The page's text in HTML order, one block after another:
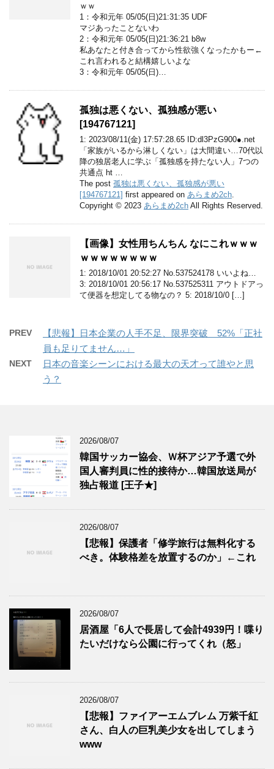
ｗｗ
1：令和元年 05/05(日)21:31:35 UDF
マジあったことないわ
2：令和元年 05/05(日)21:36:21 b8w
私あなたと付き合ってから性欲強くなったかもー←
これ言われると結構嬉しいよな
3：令和元年 05/05(日)…
孤独は悪くない、孤独感が悪い
[194767121]
1: 2023/08/11(金) 17:57:28.65 ID:dl3PzG900●.net
「家族がいるから淋しくない」は大間違い…70代以
降の独居老人に学ぶ「孤独感を持たない人」7つの
共通点 ht …
The post 孤独は悪くない、孤独感が悪い
[194767121] first appeared on あらまめ2ch
Copyright © 2023 あらまめ2ch All Rights Reserved.
【画像】女性用ちんちん なにこれｗｗｗ
ｗｗｗｗｗｗｗｗ
1: 2018/10/01 20:52:27 No.537524178 いいよね…
3: 2018/10/01 20:56:17 No.537525311 アウトドアっ
て便器を想定してる物なの？ 5: 2018/10/0 […]
PREV
【悲報】日本企業の人手不足、限界突破 52%「正社
員も足りてません…」
NEXT
日本の音楽シーンにおける最大の天才って誰やと思
う？
2026/08/07
韓国サッカー協会、Ｗ杯アジア予選で外
国人審判員に性的接待か…韓国放送局が
独占報道 [王子★]
2026/08/07
【悲報】保護者「修学旅行は無料化する
べき。体験格差を放置するのか」←これ
2026/08/07
居酒屋「6人で長居して会計4939円！喋り
たいだけなら公園に行ってくれ（怒」
2026/08/07
【悲報】ファイアーエムブレム 万紫千紅
さん、白人の巨乳美少女を出してしまう
www